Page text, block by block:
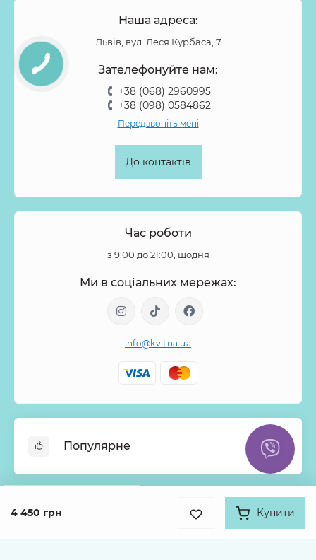
4 450 грн Купити
Наша адреса:
Львів, вул. Леся Курбаса, 7
Зателефонуйте нам:
+38 (068) 2960995
+38 (098) 0584862
Передзвоніть мені
До контактів
Час роботи
з 9:00 до 21:00, щодня
Ми в соціальних мережах:
info@kvitna.ua
Популярне
Онлайн-Вітрина